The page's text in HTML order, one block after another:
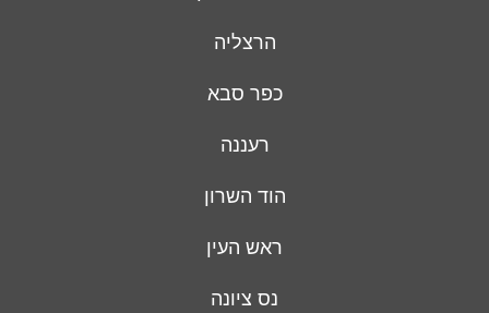
הרצליה
כפר סבא
רעננה
הוד השרון
ראש העין
נס ציונה